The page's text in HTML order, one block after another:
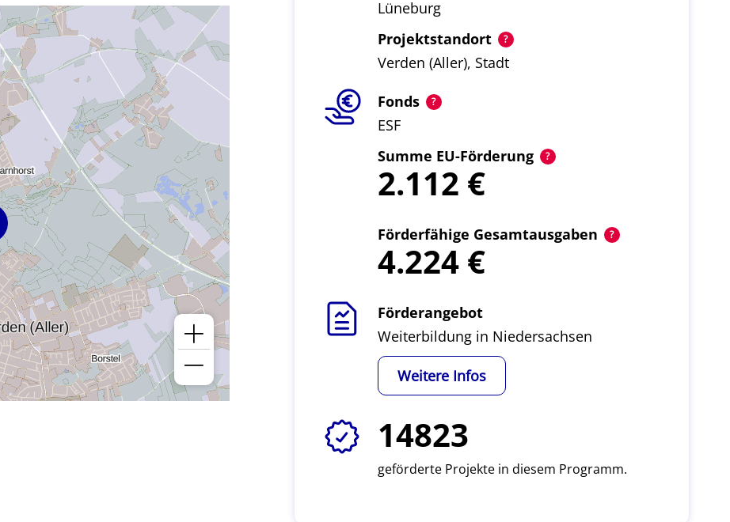
Lüneburg
Projektstandort
Verden (Aller), Stadt
Fonds
ESF
Summe EU-Förderung
2.112
Förderfähige Gesamtausgaben
4.224
Förderangebot
Weiterbildung in Niedersachsen
Weitere Infos
14823
geförderte Projekte in diesem Programm.